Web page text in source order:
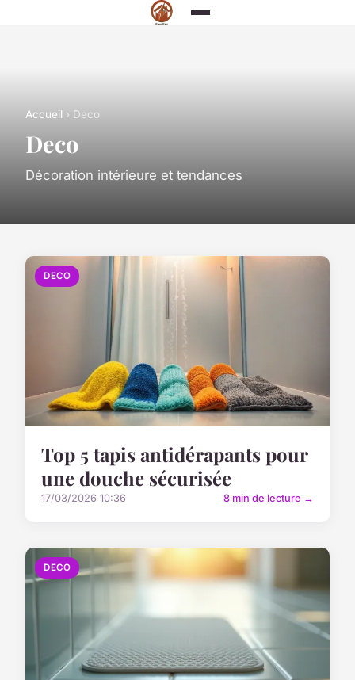
Accueil › Deco
Deco
Décoration intérieure et tendances
DECO
Top 5 tapis antidérapants pour
une douche sécurisée
17/03/2026 10:36 8 min de lecture →
DECO